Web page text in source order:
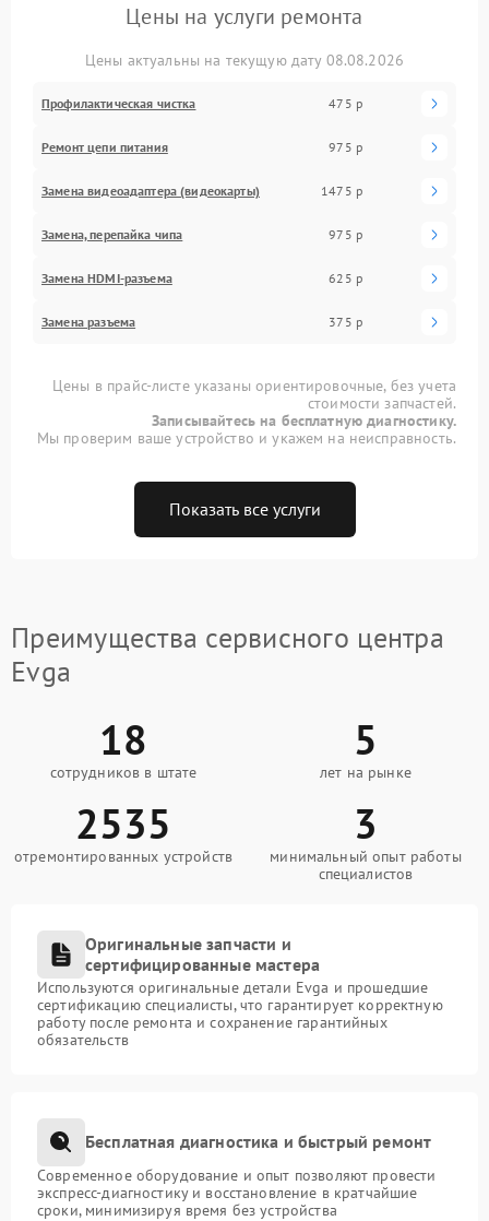
Цены на услуги ремонта
Цены актуальны на текущую дату 08.08.2026
Профилактическая чистка 475 р
Ремонт цепи питания 975 р
Замена видеоадаптера (видеокарты) 1475 р
Замена, перепайка чипа 975 р
Замена HDMI-разъема 625 р
Замена разъема 375 р
Цены в прайс-листе указаны ориентировочные, без учета
стоимости запчастей.
Записывайтесь на бесплатную диагностику.
Мы проверим ваше устройство и укажем на неисправность.
Показать все услуги
Преимущества сервисного центра
Evga
18
сотрудников в штате
5
лет на рынке
2535
отремонтированных устройств
3
минимальный опыт работы
специалистов
Оригинальные запчасти и
сертифицированные мастера
Используются оригинальные детали Evga и прошедшие
сертификацию специалисты, что гарантирует корректную
работу после ремонта и сохранение гарантийных
обязательств
Бесплатная диагностика и быстрый ремонт
Современное оборудование и опыт позволяют провести
экспресс-диагностику и восстановление в кратчайшие
сроки, минимизируя время без устройства